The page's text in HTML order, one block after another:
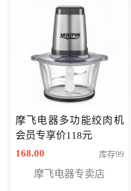
摩飞电器多功能绞肉机
会员专享价118元
168.00
库存99
摩飞电器专卖店